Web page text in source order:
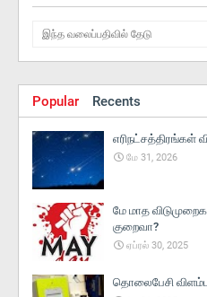
Popular Recents
எரிநட்சத்திரங்கள்
மே 31, 2026
மே மாத
குறைவா?
ஏப்ரல் 30, 2025
தொலைபேசி